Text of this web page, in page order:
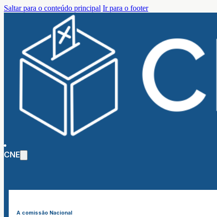
Saltar para o conteúdo principal Ir para o footer
CNE
A comissão Nacional